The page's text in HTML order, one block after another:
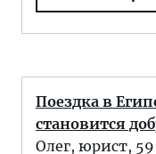
Поездка в
становится
Олег, юрист,